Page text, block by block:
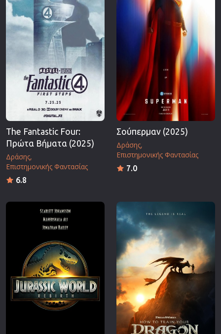
The Fantastic Four:
Πρώτα Βήματα (2025)
Δράσης
Επιστημονικής Φαντασίας
6.8
Σούπερμαν (2025)
Δράσης
Επιστημονικής Φαντασίας
7.0